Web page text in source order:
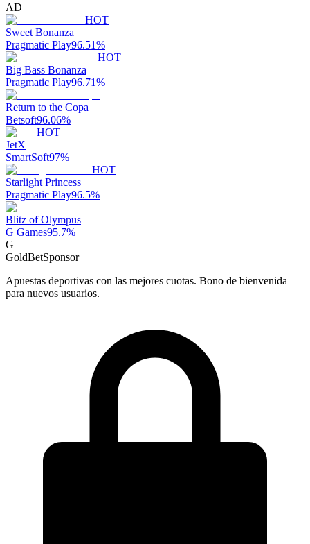
AD
HOT
Sweet Bonanza
Pragmatic Play96.51%
HOT
Big Bass Bonanza
Pragmatic Play96.71%
Return to the Copa
Betsoft96.06%
HOT
JetX
SmartSoft97%
HOT
Starlight Princess
Pragmatic Play96.5%
Blitz of Olympus
G Games95.7%
G
GoldBetSponsor
Apuestas deportivas con las mejores cuotas. Bono de bienvenida
para nuevos usuarios.